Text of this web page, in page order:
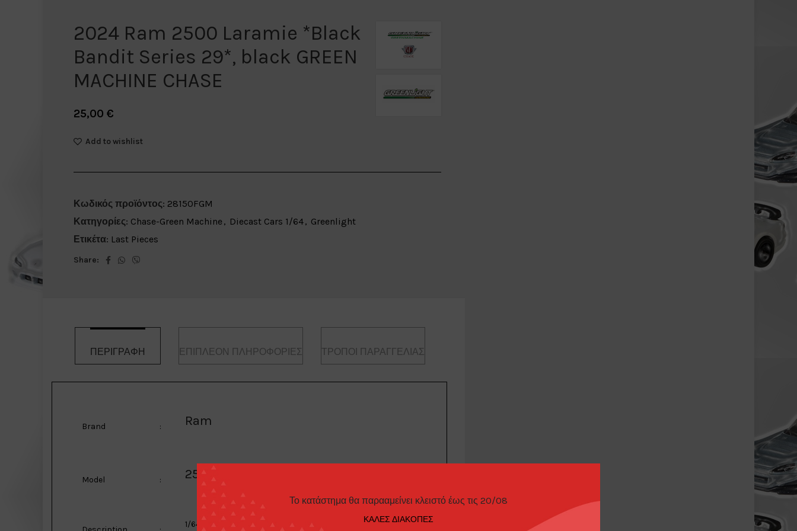
Το κατάστημα θα παρααμείνει κλειστό έως τις 20/08
ΚΑΛΕΣ ΔΙΑΚΟΠΕΣ
2024 Ram 2500 Laramie *Black
Bandit Series 29*, black GREEN
MACHINE CHASE
25,00 €
Add to wishlist
Κωδικός προϊόντος: 28150FGM
Κατηγορίες: Chase-Green Machine , Diecast Cars 1/64, Greenlight
Ετικέτα: Last Pieces
Share:
ΠΕΡΙΓΡΑΦΉ ΕΠΙΠΛΈΟΝ ΠΛΗΡΟΦΟΡΊΕΣ ΤΡΌΠΟΙ ΠΑΡΑΓΓΕΛΊΑΣ
Brand : Ram
Model : 2500 Laramie
1/64 2024 Ram 2500 Laramie *Black Bandit Series 29*, black